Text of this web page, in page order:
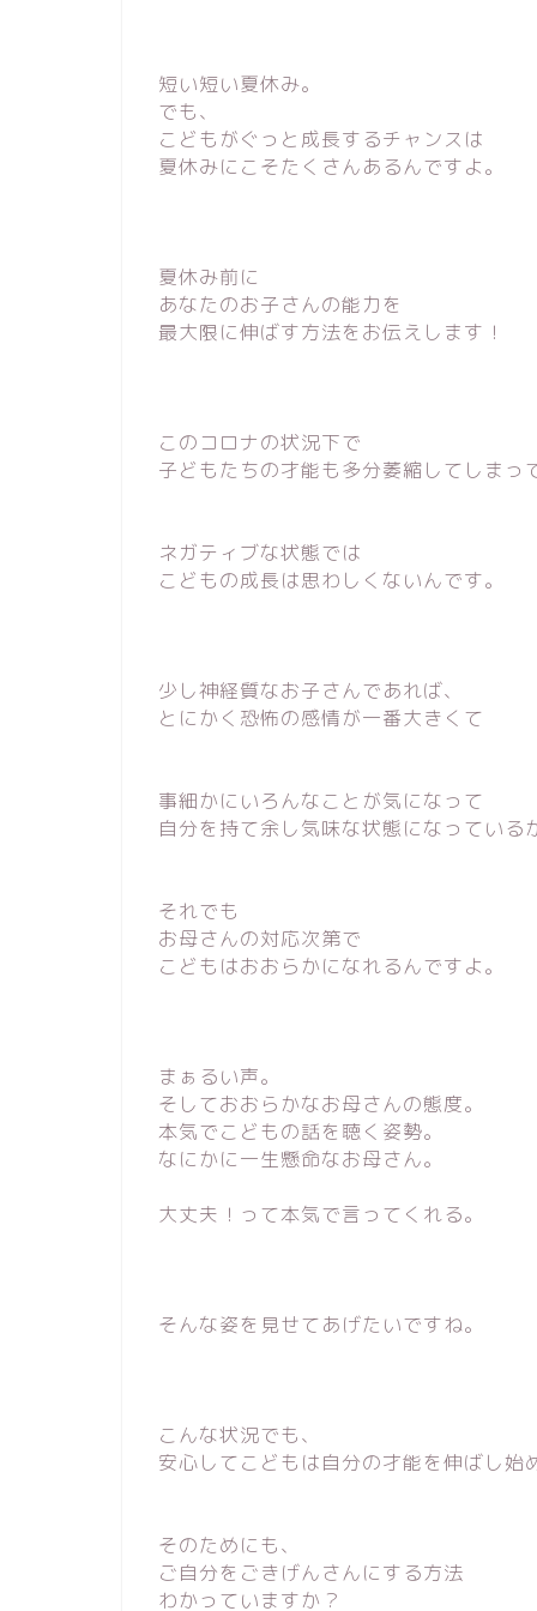
短い短い夏休み。
でも、
こどもがぐっと成長するチャンスは
夏休みにこそたくさんあるんですよ。
夏休み前に
あなたのお子さんの能力を
最大限に伸ばす方法をお伝えします！
このコロナの状況下で
子どもたちの才能も多分萎縮してしまっ
ネガティブな状態では
こどもの成長は思わしくないんです。
少し神経質なお子さんであれば、
とにかく恐怖の感情が一番大きくて
事細かにいろんなことが気になって
自分を持て余し気味な状態になっている
それでも
お母さんの対応次第で
こどもはおおらかになれるんですよ。
まぁるい声。
そしておおらかなお母さんの態度。
本気でこどもの話を聴く姿勢。
なにかに一生懸命なお母さん。
大丈夫！って本気で言ってくれる。
そんな姿を見せてあげたいですね。
こんな状況でも、
安心してこどもは自分の才能を伸ばし始
そのためにも、
ご自分をごきげんさんにする方法
わかっていますか？